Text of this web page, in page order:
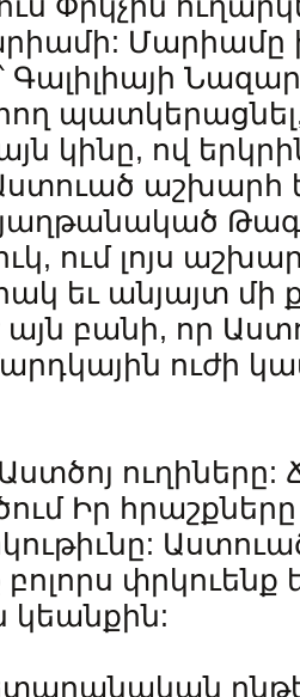
Մարիամը
Գալիլիայի
կինը, ով
աշխարհ
ում լոյս
եւ անյայտ
այն բանի, որ
ուժի
ուղիները:
Իր
բոլորս
կեանքին: